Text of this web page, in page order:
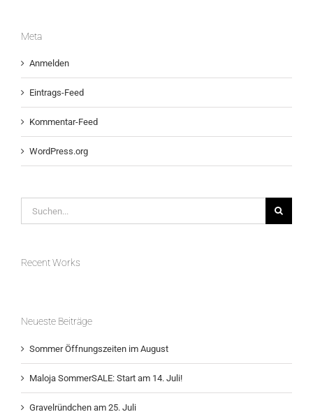
Meta
Anmelden
Eintrags-Feed
Kommentar-Feed
WordPress.org
Recent Works
Neueste Beiträge
Sommer Öffnungszeiten im August
Maloja SommerSALE: Start am 14. Juli!
Gravelründchen am 25. Juli